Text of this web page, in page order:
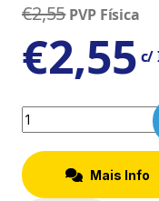
€2,55 PVP Física
€2,55 c/
Quantity
Mais Info